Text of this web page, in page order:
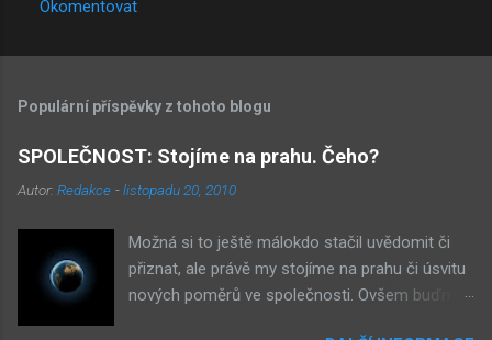
Okomentovat
Populární příspěvky z tohoto blogu
SPOLEČNOST: Stojíme na prahu. Čeho?
Autor: Redakce -listopadu 20, 2010
Možná si to ještě málokdo stačil uvědomit či
přiznat, ale právě my stojíme na prahu či úsvitu
nových poměrů ve společnosti. Ovšem buďme